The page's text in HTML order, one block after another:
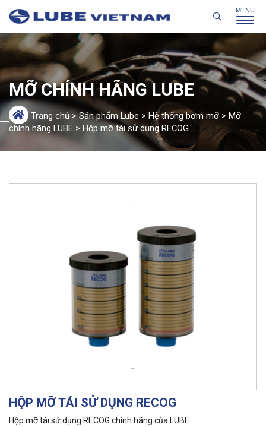
MỠ CHÍNH HÃNG LUBE
Trang chủ>Sản phẩm Lube > Hệ thống bơm mỡ> Mỡ
chính hãng LUBE > Hộp mỡ tái sử dụng RECOG
HỘP MỠ TÁI SỬ DỤNG RECOG
Hộp mỡ tái sử dụng RECOG chính hãng của LUBE